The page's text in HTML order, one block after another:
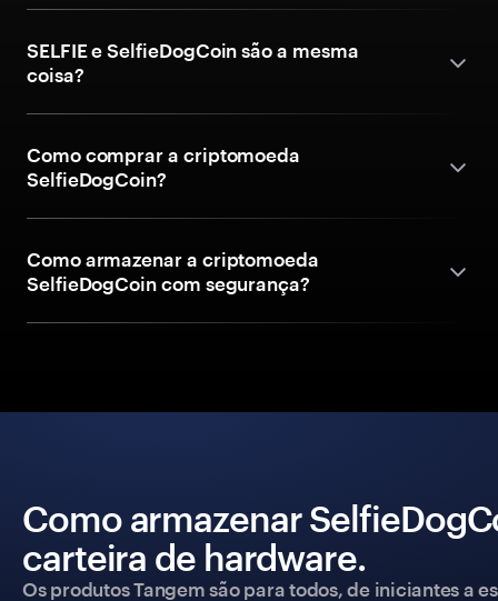
SELFIE e SelfieDogCoin são a mesma
coisa?
Como comprar a criptomoeda
SelfieDogCoin?
Como armazenar a criptomoeda
SelfieDogCoin com segurança?
Como armazenar
carteira de hardware.
Os produtos Tangem são para todos, de iniciantes a